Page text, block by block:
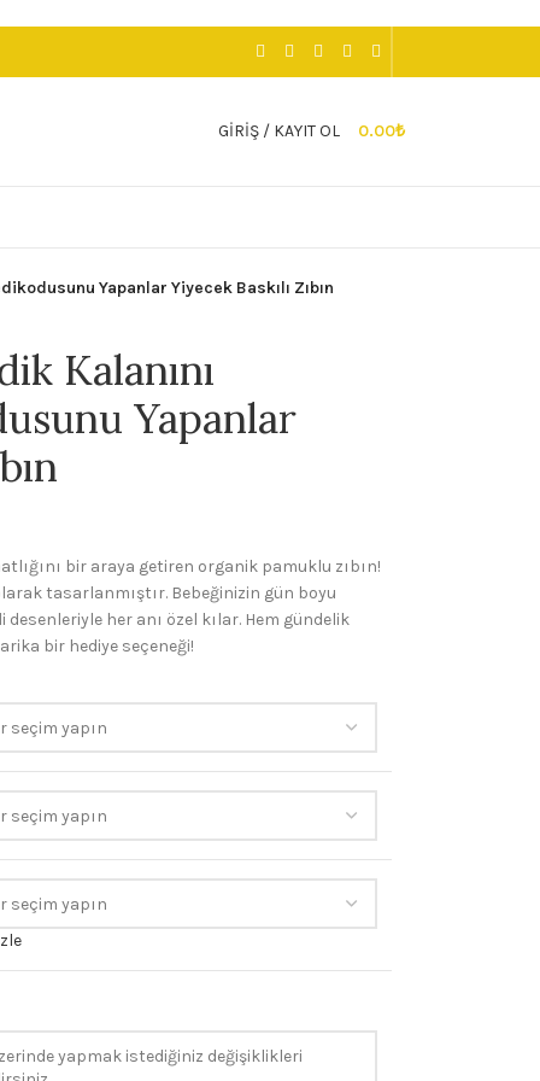
GIRIŞ / KAYIT OL 0.00₺
Yapanlar Yiyecek Baskılı Zıbın
Kalanını
Yapanlar
bir araya getiren organik pamuklu zıbın!
tasarlanmıştır. Bebeğinizin gün boyu
her anı özel kılar. Hem gündelik
bir hediye seçeneği!